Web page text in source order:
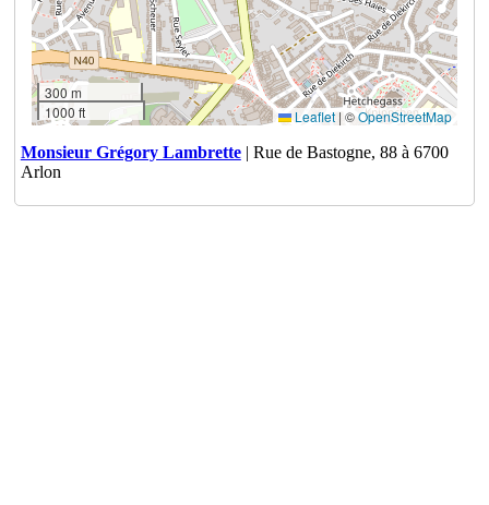
300 m
1000 ft
Leaflet | ©OpenStreetMap
Monsieur Grégory Lambrette| Rue de Bastogne, 88 à 6700
Arlon